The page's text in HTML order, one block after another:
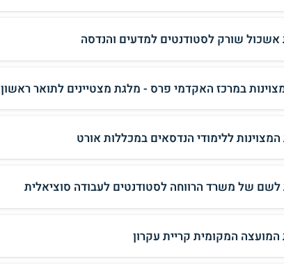
אשכול שורק לסטודנטים למדעים והנדסה
במרכז האקדמי פרס - מלגת מצטיינים לתואר ראשון
המצוינות ללימודי הנדסאים במכללות אורט
לשם של משרד הרווחה לסטודנטים לעבודה סוציאלית
המועצה המקומית קריית עקרון